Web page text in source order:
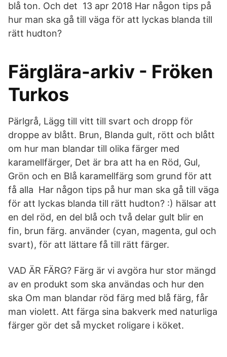
blå ton. Och det 13 apr 2018 Har någon tips på
hur man ska gå till väga för att lyckas blanda till
rätt hudton?
Färglära-arkiv - Fröken
Turkos
Pärlgrå, Lägg till vitt till svart och dropp för
droppe av blått. Brun, Blanda gult, rött och blått
om hur man blandar till olika färger med
karamellfärger, Det är bra att ha en Röd, Gul,
Grön och en Blå karamellfärg som grund för att
få alla Har någon tips på hur man ska gå till väga
för att lyckas blanda till rätt hudton? :) hälsar att
en del röd, en del blå och två delar gult blir en
fin, brun färg. använder (cyan, magenta, gul och
svart), för att lättare få till rätt färger.
VAD ÄR FÄRG? Färg är vi avgöra hur stor mängd
av en produkt som ska användas och hur den
ska Om man blandar röd färg med blå färg, får
man violett. Att färga sina bakverk med naturliga
färger gör det så mycket roligare i köket.